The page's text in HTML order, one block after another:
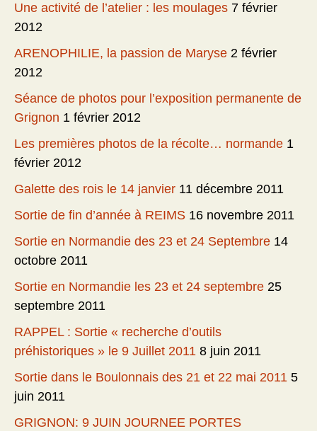
Une activité de l’atelier : les moulages 7 février
2012
ARENOPHILIE, la passion de Maryse 2 février
2012
Séance de photos pour l’exposition permanente de
Grignon 1 février 2012
Les premières photos de la récolte… normande 1
février 2012
Galette des rois le 14 janvier 11 décembre 2011
Sortie de fin d’année à REIMS 16 novembre 2011
Sortie en Normandie des 23 et 24 Septembre 14
octobre 2011
Sortie en Normandie les 23 et 24 septembre 25
septembre 2011
RAPPEL : Sortie « recherche d’outils
préhistoriques » le 9 Juillet 2011 8 juin 2011
Sortie dans le Boulonnais des 21 et 22 mai 2011 5
juin 2011
GRIGNON: 9 JUIN JOURNEE PORTES